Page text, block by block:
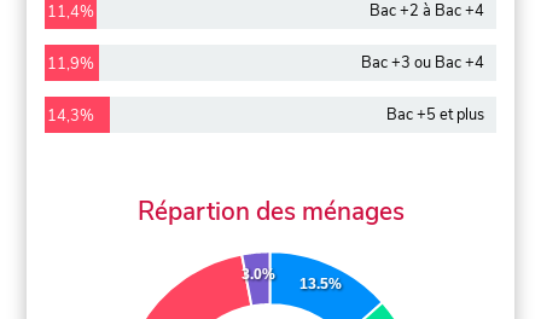
11,4% Bac +2 à Bac +4
11,9% Bac +3 ou Bac +4
14,3% Bac +5 et plus
Répartion des ménages
13.5%
3.0%